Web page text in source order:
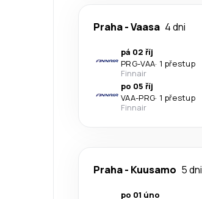
Praha-Vaasa 4 dni
pá 02 říj
PRG-VAA· 1 přestup
Finnair
po 05 říj
VAA-PRG· 1 přestup
Finnair
Praha- Kuusamo 5 dni
po 01 úno